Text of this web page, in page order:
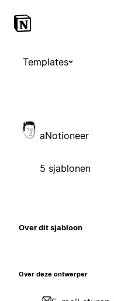
Templates
aNotioneer
5 sjablonen
Over dit sjabloon
Over deze ontwerper